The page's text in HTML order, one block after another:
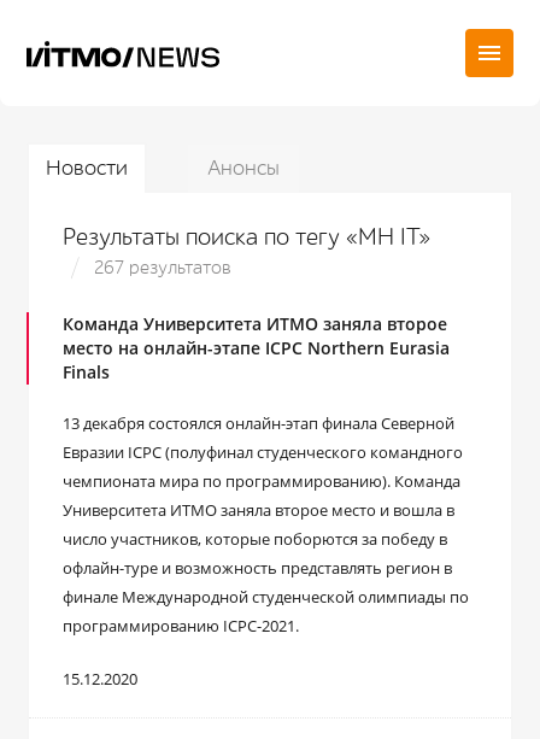
Новости Анонсы
Результаты поиска по тегу «МН IT»
267 результатов
Команда Университета ИТМО заняла второе
место на онлайн-этапе ICPC Northern Eurasia
Finals
13 декабря состоялся онлайн-этап финала Северной
Евразии ICPC (полуфинал студенческого командного
чемпионата мира по программированию). Команда
Университета ИТМО заняла второе место и вошла в
число участников, которые поборются за победу в
офлайн-туре и возможность представлять регион в
финале Международной студенческой олимпиады по
программированию ICPC-2021.
15.12.2020